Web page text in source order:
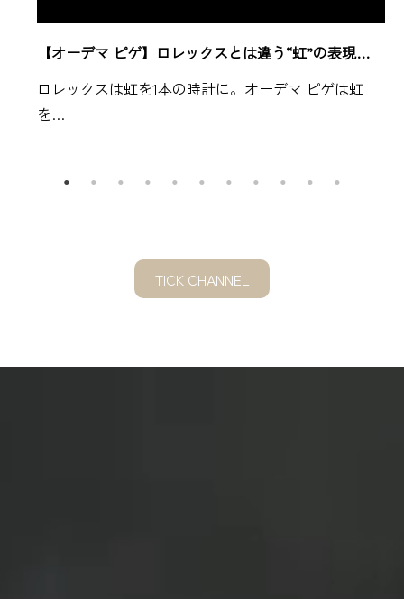
【オーデマ ピゲ】ロレックスとは違う“虹”の表現…
ロレックスは虹を1本の時計に。オーデマ ピゲは虹
を…
TICK CHANNEL